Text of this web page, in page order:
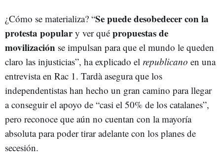
¿Cómo se materializa? “Se puede desobedecer con la
protesta populary ver qué propuestas de
movilización se impulsan para que el mundo le queden
claro las injusticias”, ha explicado el republicano en una
entrevista en Rac 1. Tardà asegura que los
independentistas han hecho un gran camino para llegar
a conseguir el apoyo de “casi el 50% de los catalanes”,
pero reconoce que aún no cuentan con la mayoría
absoluta para poder tirar adelante con los planes de
secesión.